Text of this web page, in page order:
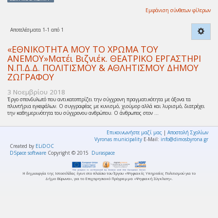
Εμφάνιση σύνθετων φίλτρων
Αποτελέσματα 1-1 από 1
«ΕΘΝΙΚΟΤΗΤΑ ΜΟΥ ΤΟ ΧΡΩΜΑ ΤΟΥ
ΑΝΕΜΟΥ»Ματέι Βιζνιέκ. ΘΕΑΤΡΙΚΟ ΕΡΓΑΣΤΗΡΙ
Ν.Π.Δ.Δ. ΠΟΛΙΤΙΣΜΟΥ & ΑΘΛΗΤΙΣΜΟΥ ΔΗΜΟΥ
ΖΩΓΡΑΦΟΥ
3 Νοεμβρίου 2018
Έργο σπονδυλωτό που αντικατοπτρίζει την σύγχρονη πραγματικότητα με άξονα τα
πλυντήρια εγκεφάλων. Ο συγγραφέας με κυνισμό, χιούμορ αλλά και λυρισμό, διατρέχει
την καθημερινότητα του σύγχρονου ανθρώπου. Ο άνθρωπος στον ...
Επικοινωνήστε μαζί μας | Αποστολή Σχολίων
Vyronas municipality E-Mail: info@dimosbyrona.gr
Created by ELiDOC
DSpace software Copyright © 2015 Duraspace
Η δημιουργία της Ιστοσελίδας έγινε στο πλαίσιο του Έργου «Ψηφιακές Υπηρεσίες Πολιτισμού για το
Δήμο Βύρωνα», για το Επιχειρησιακό Πρόγραμμα «Ψηφιακή Σύγκλιση».